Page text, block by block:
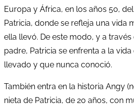
Europa y África, en los años 50,
Patricia, donde se refleja una vida
ella llevó. De este modo, y a
padre, Patricia se enfrenta a la
llevado y que nunca conoció.
También entra en la historia Angy
nieta de Patricia, de 20 años, con